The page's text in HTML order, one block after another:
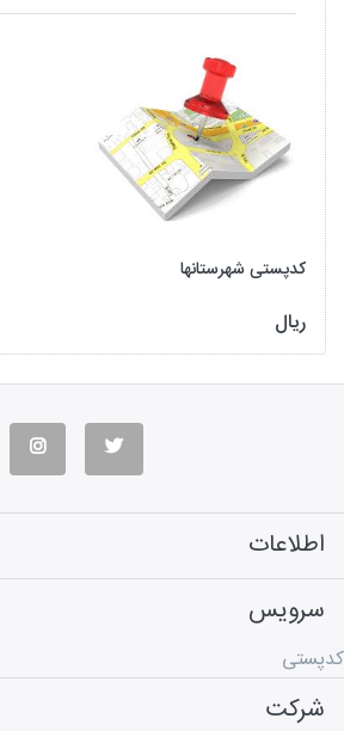
کدپستی شهرستانها
ریال
اطلاعات
سرویس
کدپستی
شرکت